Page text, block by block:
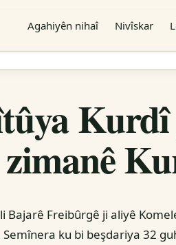
Main
navigation
Agahiyên nihaî Nivîskar
Bajarê Freibûrgê ji aliyê
ku bi beşdariya 32